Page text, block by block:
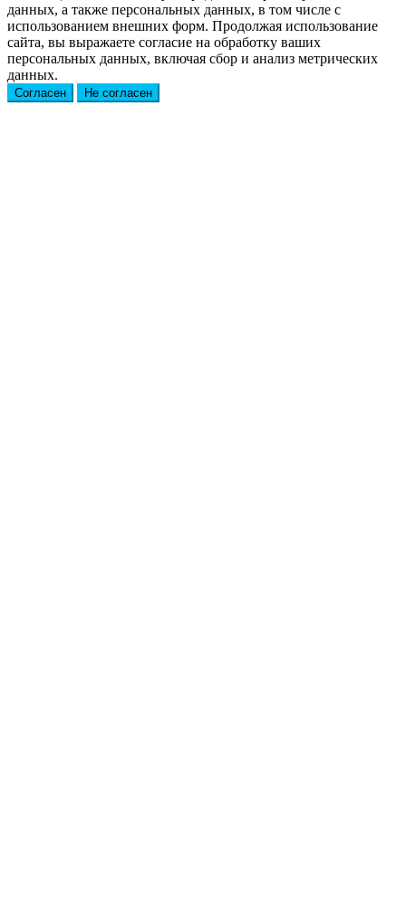
данных, а также персональных данных, в том числе с
использованием внешних форм. Продолжая использование
сайта, вы выражаете согласие на обработку ваших
персональных данных, включая сбор и анализ метрических
данных.
Согласен Не согласен